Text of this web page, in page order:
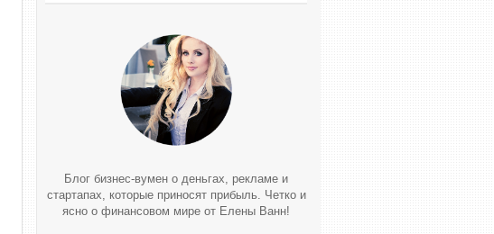
Блог бизнес-вумен о деньгах, рекламе и
стартапах, которые приносят прибыль. Четко и
ясно о финансовом мире от Елены Ванн!